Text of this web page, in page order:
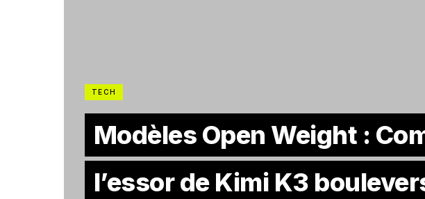
TECH
Modèles Open Weight :
l’essor de Kimi K3